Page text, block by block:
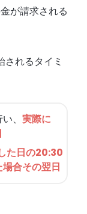
が請求される
れるタイミ
、 実際に
た日の20:30
合その翌日